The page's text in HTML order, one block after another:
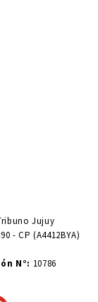
Jujuy
- CP (A4412BYA)
N°: 10786